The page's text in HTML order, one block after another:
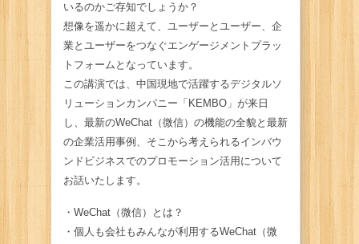
いるのかご存知でしょうか？
想像を遥かに超えて、ユーザーとユーザー、企
業とユーザーをつなぐエンゲージメントプラッ
トフォームとなっています。
この講演では、中国現地で活躍するデジタルソ
リューションカンパニー「KEMBO」が来日
し、最新のWeChat（微信）の機能の全貌と最新
の企業活用事例、そこから考えられるインバウ
ンドビジネスでのプロモーション活用について
お話いたします。
・WeChat（微信）とは？
・個人も会社もみんなが利用するWeChat（微